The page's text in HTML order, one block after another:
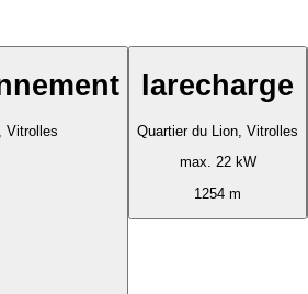
Vitrolles
larecharge
Quartier du Lion, Vitrolles
max. 22 kW
1254 m